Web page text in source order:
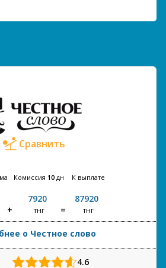
Сравнить
Комиссия 10 дн
7920
тнг
К выплате
87920
тнг
о Честное слово
4.6